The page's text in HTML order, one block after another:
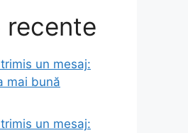
un mesaj:
mai bună
un mesaj: